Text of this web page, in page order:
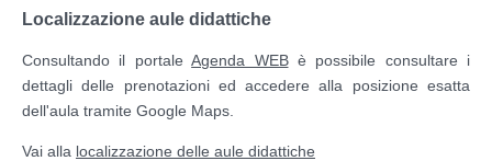
Localizzazione aule didattiche
Consultando il portaleAgenda WEBè possibile consultare i
dettagli delle prenotazioni ed accedere alla posizione esatta
dell'aula tramite Google Maps.
Vai alla localizzazione delle aule didattiche